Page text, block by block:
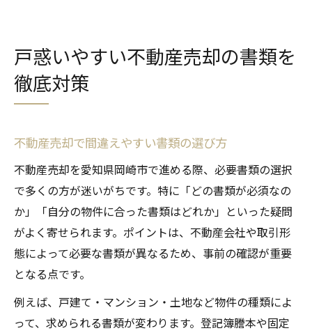
戸惑いやすい不動産売却の書類を
徹底対策
不動産売却で間違えやすい書類の選び方
不動産売却を愛知県岡崎市で進める際、必要書類の選択
で多くの方が迷いがちです。特に「どの書類が必須なの
か」「自分の物件に合った書類はどれか」といった疑問
がよく寄せられます。ポイントは、不動産会社や取引形
態によって必要な書類が異なるため、事前の確認が重要
となる点です。
例えば、戸建て・マンション・土地など物件の種類によ
って、求められる書類が変わります。登記簿謄本や固定